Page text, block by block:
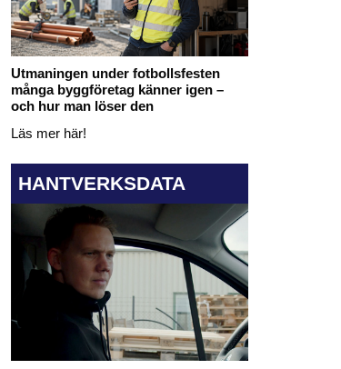
Utmaningen under fotbollsfesten
många byggföretag känner igen –
och hur man löser den
Läs mer här!
HANTVERKSDATA